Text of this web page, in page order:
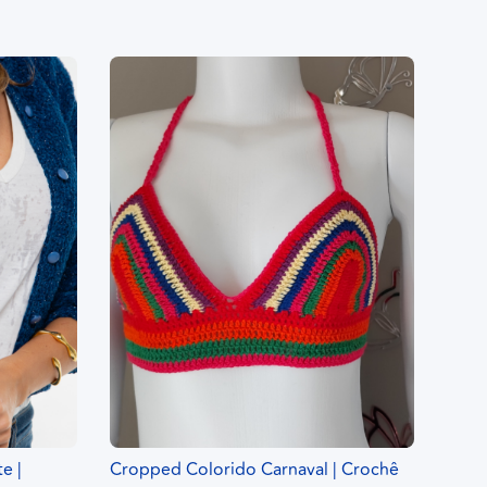
| Cropped Colorido Carnaval | Crochê